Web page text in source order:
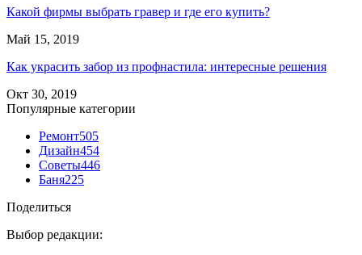
Какой фирмы выбрать гравер и где его купить?
Май 15, 2019
Как украсить забор из профнастила: интересные решения
Окт 30, 2019
Популярные категории
Ремонт505
Дизайн454
Советы446
Баня225
Поделиться
Выбор редакции: